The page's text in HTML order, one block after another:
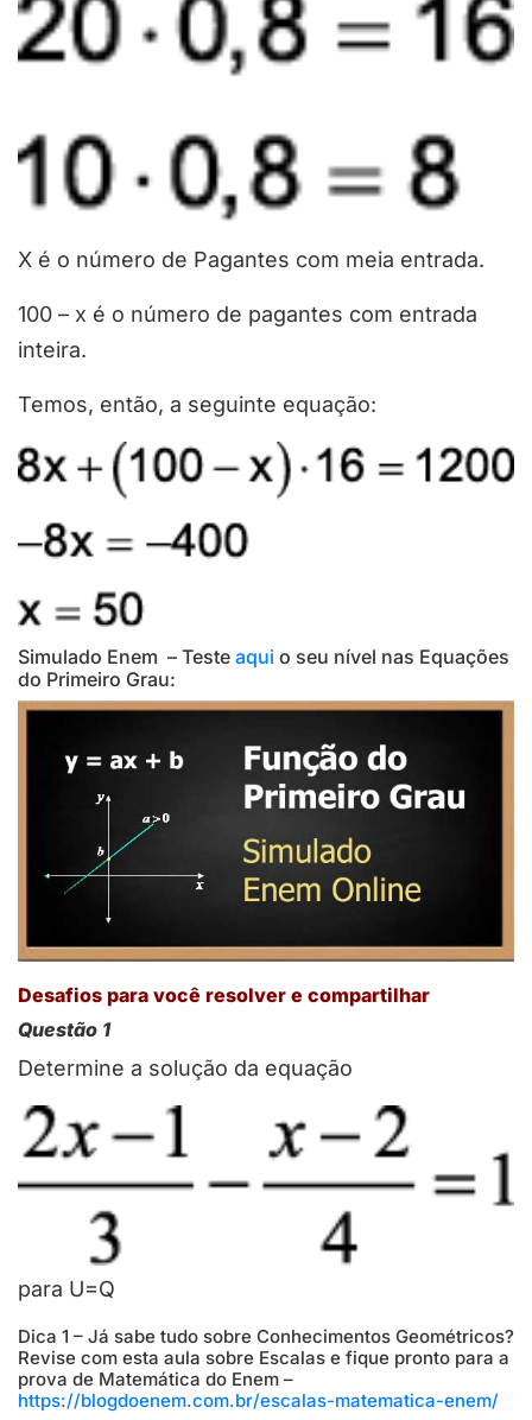
X é o número de Pagantes com meia entrada.
100 – x é o número de pagantes com entrada
inteira.
Temos, então, a seguinte equação:
Simulado Enem – Teste aqui o seu nível nas Equações
do Primeiro Grau:
Desafios para você resolver e compartilhar
Questão 1
Determine a solução da equação
para U=Q
Dica 1 – Já sabe tudo sobre Conhecimentos Geométricos?
Revise com esta aula sobre Escalas e fique pronto para a
prova de Matemática do Enem –
https://blogdoenem.com.br/escalas-matematica-enem/